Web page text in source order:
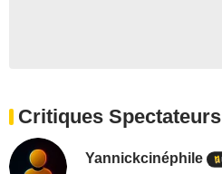
Critiques Spectateurs
Yannickcinéphile